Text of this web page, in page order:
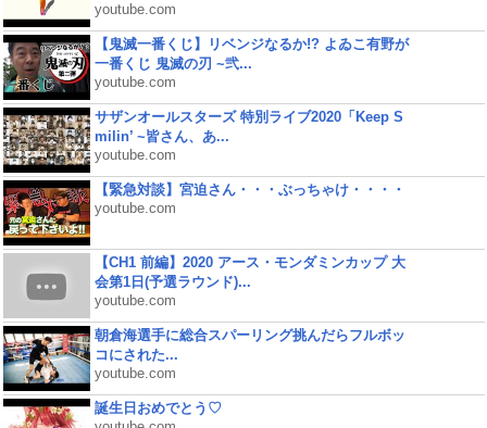
youtube.com
【鬼滅一番くじ】リベンジなるか!? よゐこ有野が
一番くじ 鬼滅の刃 ~弐...
youtube.com
サザンオールスターズ 特別ライブ2020「Keep S
milin’ ~皆さん、あ...
youtube.com
【緊急対談】宮迫さん・・・ぶっちゃけ・・・・
youtube.com
【CH1 前編】2020 アース・モンダミンカップ 大
会第1日(予選ラウンド)...
youtube.com
朝倉海選手に総合スパーリング挑んだらフルボッ
コにされた...
youtube.com
誕生日おめでとう♡